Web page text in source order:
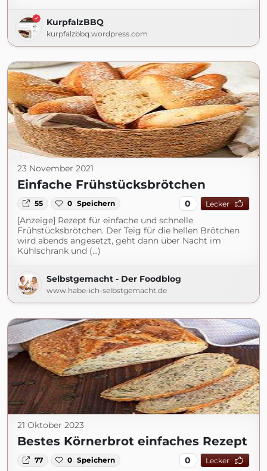
KurpfalzBBQ
kurpfalzbbq.wordpress.com
23 November 2021
Einfache Frühstücksbrötchen
55 0 Speichern 0 Lecker
[Anzeige] Rezept für einfache und schnelle
Frühstücksbrötchen. Der Teig für die hellen Brötchen
wird abends angesetzt, geht dann über Nacht im
Kühlschrank und (...)
Selbstgemacht - Der Foodblog
www.habe-ich-selbstgemacht.de
21 Oktober 2023
Bestes Körnerbrot einfaches Rezept
77 0 Speichern 0 Lecker